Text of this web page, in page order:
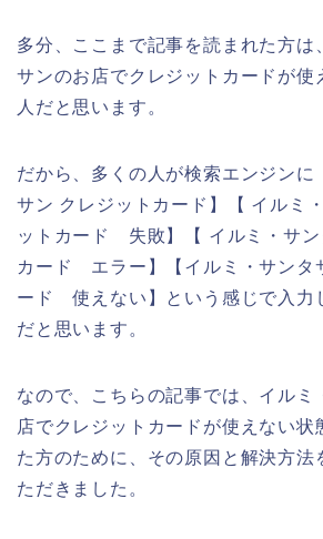
多分、ここまで記事を読まれた方は
サンのお店でクレジットカードが使
人だと思います。
だから、多くの人が検索エンジンに
サン クレジットカード】【 イルミ
ットカード 失敗】【 イルミ・サン
カード エラー】【イルミ・サンタ
ード 使えない】という感じで入力
だと思います。
なので、こちらの記事では、イルミ
店でクレジットカードが使えない状
た方のために、その原因と解決方法
ただきました。